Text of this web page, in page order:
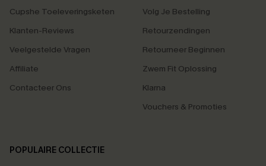
Cupshe Toeleveringsketen
Klanten-Reviews
Veelgestelde Vragen
Affiliate
Contacteer Ons
Volg Je Bestelling
Retourzendingen
Retourneer Beginnen
Zwem Fit Oplossing
Klarna
Vouchers & Promoties
POPULAIRE COLLECTIE